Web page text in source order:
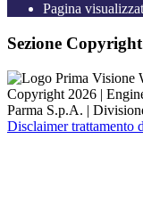
Pagina
Sezione Copyright
Copyright 2026 |
Parma S.p.A. |
Disclaimer trattamento